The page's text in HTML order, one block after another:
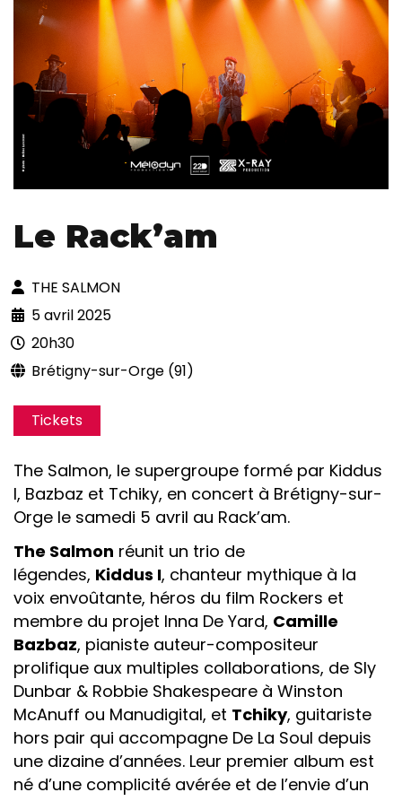
Le Rack’am
THE SALMON
5 avril 2025
20h30
Brétigny-sur-Orge (91)
Tickets
The Salmon, le supergroupe formé par Kiddus
I, Bazbaz et Tchiky, en concert à Brétigny-sur-
Orge le samedi 5 avril au Rack’am.
The Salmon réunit un trio de
légendes, Kiddus I, chanteur mythique à la
voix envoûtante, héros du film Rockers et
membre du projet Inna De Yard, Camille
Bazbaz, pianiste auteur-compositeur
prolifique aux multiples collaborations, de Sly
Dunbar & Robbie Shakespeare à Winston
McAnuff ou Manudigital, et Tchiky, guitariste
hors pair qui accompagne De La Soul depuis
une dizaine d’années. Leur premier album est
né d’une complicité avérée et de l’envie d’un